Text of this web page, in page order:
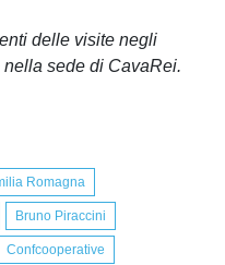
delle visite negli
sede di CavaRei.
Romagna
Bruno Piraccini
Confcooperative